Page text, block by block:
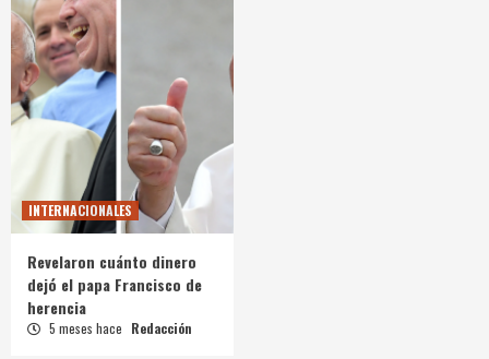
INTERNACIONALES
Revelaron cuánto dinero
dejó el papa Francisco de
herencia
5 meses hace Redacción